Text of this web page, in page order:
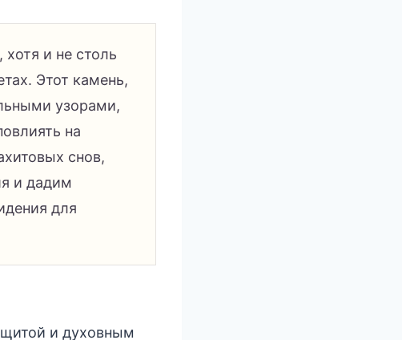
и не столь
Этот камень,
узорами,
на
снов,
и дадим
для
и духовным